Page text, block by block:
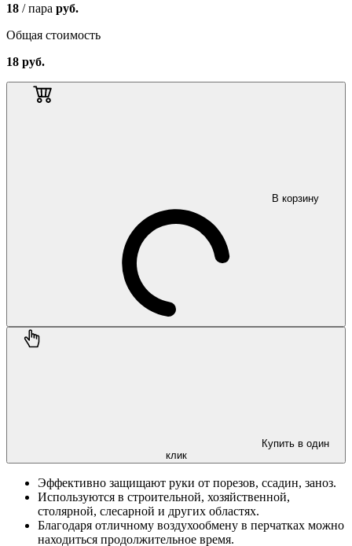
18 / пара руб.
Общая стоимость
18 руб.
В корзину
Купить в один
клик
Эффективно защищают руки от порезов, ссадин, заноз.
Используются в строительной, хозяйственной,
столярной, слесарной и других областях.
Благодаря отличному воздухообмену в перчатках можно
находиться продолжительное время.